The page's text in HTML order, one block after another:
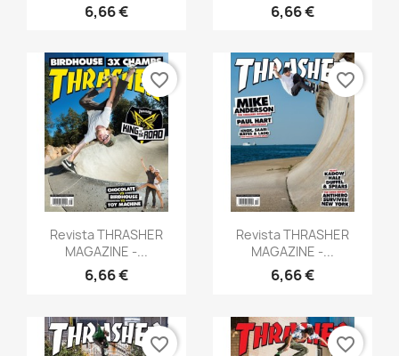
6,66 € 6,66 €
Anteprima
Revista THRASHER
MAGAZINE -...
6,66 €
favorite_border
Anteprima
Revista THRASHER
MAGAZINE -...
6,66 €
favorite_border
favorite_border favorite_border